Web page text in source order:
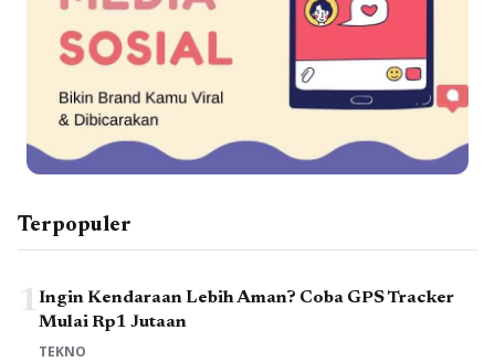
Terpopuler
1Ingin Kendaraan Lebih Aman? Coba GPS Tracker
Mulai Rp1 Jutaan
TEKNO